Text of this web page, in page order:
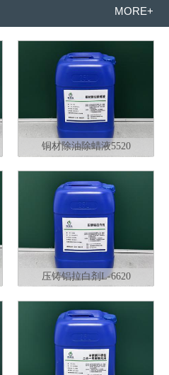
MORE+
铜材除油除蜡液5520
压铸铝拉白剂L-6620